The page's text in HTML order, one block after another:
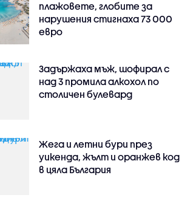
плажовете, глобите за
нарушения стигнаха 73 000
евро
Задържаха мъж, шофирал с
над 3 промила алкохол по
столичен булевард
Жега и летни бури през
уикенда, жълт и оранжев код
в цяла България